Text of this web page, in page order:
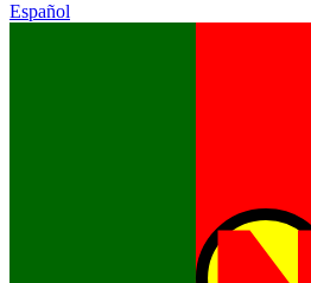
Español